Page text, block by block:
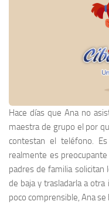
Hace días que Ana no
maestra de grupo el por
contestan el teléfono.
realmente es
padres de familia solicitan
de baja y trasladarla a
poco comprensible, Ana se